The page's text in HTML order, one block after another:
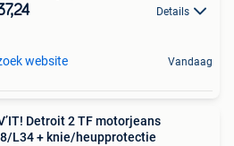
Details
website Vandaag
Detroit 2 TF motorjeans
L34 + knie/heupprotectie